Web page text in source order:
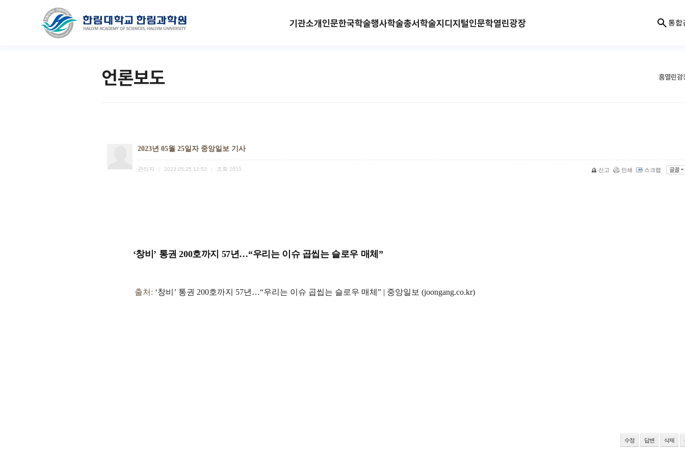
기관소개인문한국학술행사학술총서학술지디지털인문학열린광장 통합
언론보도 홈열린광
2023년 05월 25일자 중앙일보 기사
관리자 2023.05.25 12:52 조회 2055 신고 인쇄 스크랩
‘창비’ 통권 200호까지 57년…“우리는 이슈 곱씹는 슬로우 매체”
출처: ‘창비’ 통권 200호까지 57년…“우리는 이슈 곱씹는 슬로우 매체” | 중앙일보 (joongang.co.kr)
수정 답변 삭제